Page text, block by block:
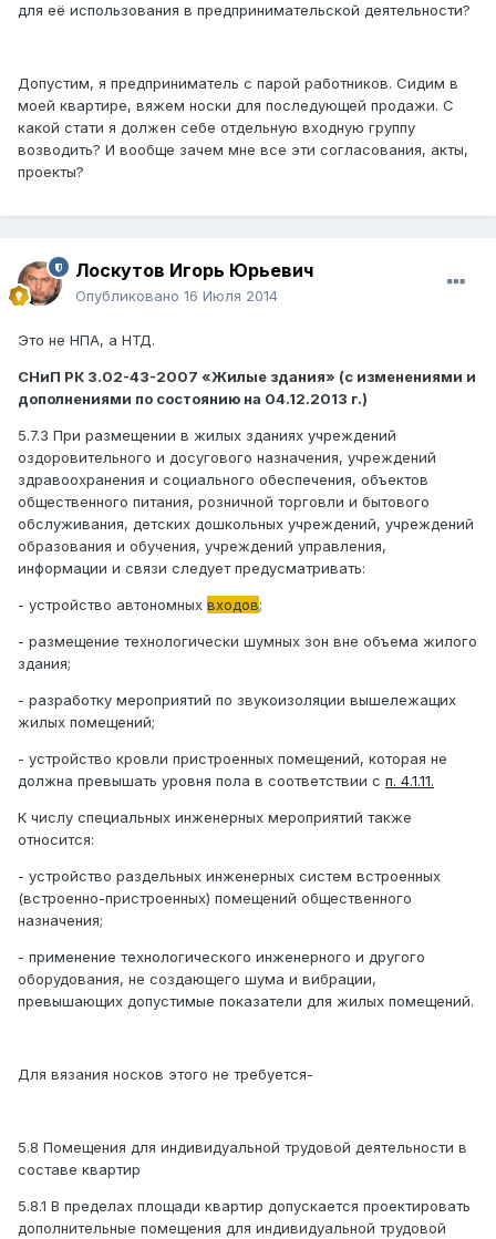
для её использования в предпринимательской деятельности?
Допустим, я предприниматель с парой работников. Сидим в
моей квартире, вяжем носки для последующей продажи. С
какой стати я должен себе отдельную входную группу
возводить? И вообще зачем мне все эти согласования, акты,
проекты?
Лоскутов Игорь Юрьевич
Опубликовано 16 Июля 2014
Это не НПА, а НТД.
СНиП РК 3.02-43-2007 «Жилые здания» (с изменениями и
дополнениями по состоянию на 04.12.2013 г.)
5.7.3 При размещении в жилых зданиях учреждений
оздоровительного и досугового назначения, учреждений
здравоохранения и социального обеспечения, объектов
общественного питания, розничной торговли и бытового
обслуживания, детских дошкольных учреждений, учреждений
образования и обучения, учреждений управления,
информации и связи следует предусматривать:
- устройство автономных входов;
- размещение технологически шумных зон вне объема жилого
здания;
- разработку мероприятий по звукоизоляции вышележащих
жилых помещений;
- устройство кровли пристроенных помещений, которая не
должна превышать уровня пола в соответствии с п. 4.1.11.
К числу специальных инженерных мероприятий также
относится:
- устройство раздельных инженерных систем встроенных
(встроенно-пристроенных) помещений общественного
назначения;
- применение технологического инженерного и другого
оборудования, не создающего шума и вибрации,
превышающих допустимые показатели для жилых помещений.
Для вязания носков этого не требуется-
5.8 Помещения для индивидуальной трудовой деятельности в
составе квартир
5.8.1 В пределах площади квартир допускается проектировать
дополнительные помещения для индивидуальной трудовой